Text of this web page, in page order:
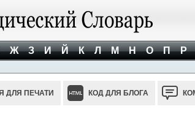
Ж З И Й К Л М Н О П Р
ДЛЯ ПЕЧАТИ КОД ДЛЯ БЛОГА